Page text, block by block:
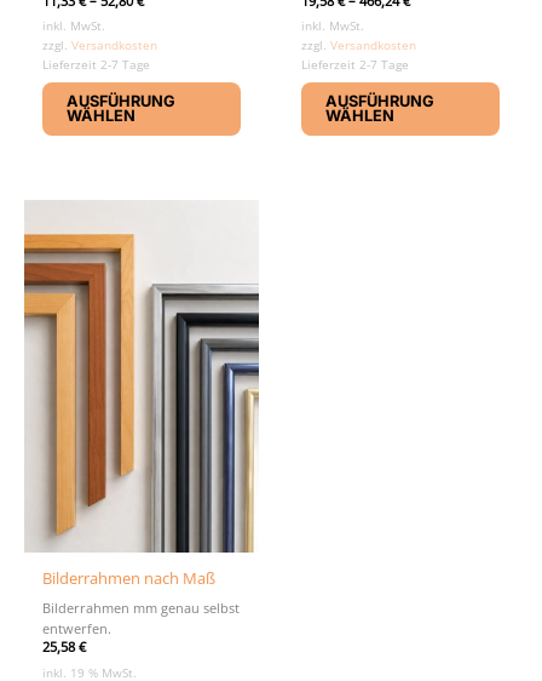
inkl. MwSt.
zzgl.Versandkosten
Lieferzeit 2-7 Tage
AUSFÜHRUNG
WÄHLEN
Dieses
weist
können
auf
der
Produktseite
gewählt
werden
inkl. MwSt.
zzgl.Versandkosten
Lieferzeit 2-7 Tage
AUSFÜHRUNG
WÄHLEN
weist
Bilderrahmen nach Maß
Bilderrahmen mm genau selbst
entwerfen.
25,58€
inkl. 19 % MwSt.